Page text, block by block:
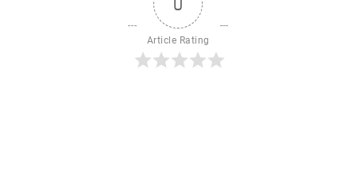
Article Rating